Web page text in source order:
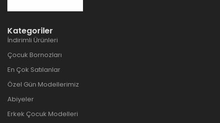
Kategoriler
İndirimli Ürünleri
Çocuk Bornozları
En Çok Satılanlar
Özel Gün Modellerimiz
Abiyeler
Erkek Çocuk Modelleri